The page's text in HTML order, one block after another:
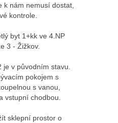
k nám nemusí dostat,
kontrole.
byt 1+kk ve 4.NP
3 - Žižkov.
je v původním stavu.
pokojem s
s vanou,
vstupní chodbou.
sklepní prostor o